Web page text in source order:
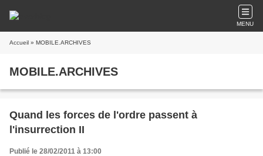
MENU
Accueil » MOBILE.ARCHIVES
MOBILE.ARCHIVES
Quand les forces de l'ordre passent à
l'insurrection II
Publié le 28/02/2011 à 13:00